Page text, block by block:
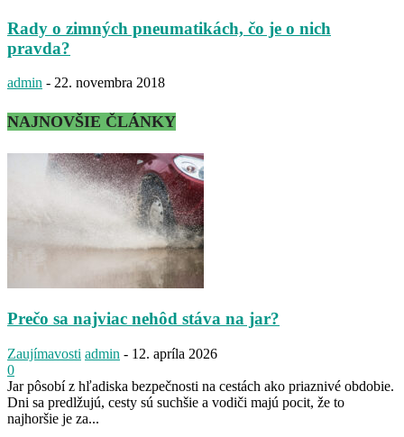
Rady o zimných pneumatikách, čo je o nich
pravda?
admin - 22. novembra 2018
NAJNOVŠIE ČLÁNKY
Prečo sa najviac nehôd stáva na jar?
Zaujímavosti admin - 12. apríla 2026
0
Jar pôsobí z hľadiska bezpečnosti na cestách ako priaznivé obdobie.
Dni sa predlžujú, cesty sú suchšie a vodiči majú pocit, že to
najhoršie je za...